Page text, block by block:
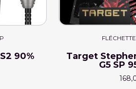
90%
Target
G5 SP